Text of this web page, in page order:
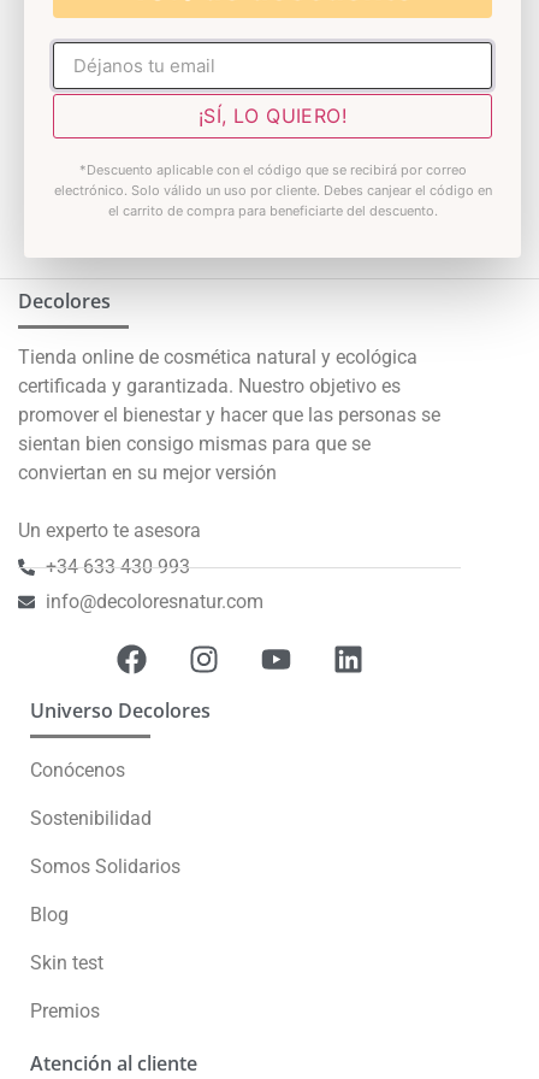
Cosmética natural
Aceite Hidratante post
Depilación
Valorado
8,95€ IVA Incluido
Piedra Gua Sha Jade
Verde
10,95€
Decolores
Tienda online de cosmética natural y ecológica
certificada y garantizada. Nuestro objetivo es
promover el bienestar y hacer que las personas se
sientan bien consigo mismas para que se
conviertan en su mejor versión
Un experto te asesora
+34 633 430 993
info@decoloresnatur.com
Universo Decolores
Conócenos
Sostenibilidad
Somos Solidarios
Blog
Skin test
Premios
Atención al cliente
No rellenar
¡SÍ, LO QUIERO!
*Descuento aplicable con el código que se recibirá por correo
electrónico. Solo válido un uso por cliente. Debes canjear el código en
el carrito de compra para beneficiarte del descuento.